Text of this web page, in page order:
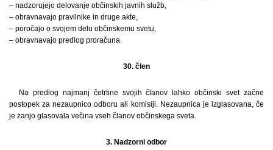
– nadzorujejo delovanje občinskih javnih služb,
– obravnavajo pravilnike in druge akte,
– poročajo o svojem delu občinskemu svetu,
– obravnavajo predlog proračuna.
30. člen
Na predlog najmanj četrtine svojih članov lahko občinski svet začne
postopek za nezaupnico odboru ali komisiji. Nezaupnica je izglasovana, če
je zanjo glasovala večina vseh članov občinskega sveta.
3. Nadzorni odbor